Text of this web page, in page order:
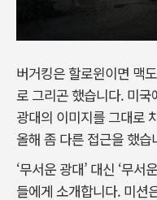
버거킹은 할로윈이면 맥
로 그리곤 했습니다. 미
광대의 이미지를 그대로
올해 좀 다른 접근을 했습
‘무서운 광대’ 대신 ‘무
들에게 소개합니다. 미션